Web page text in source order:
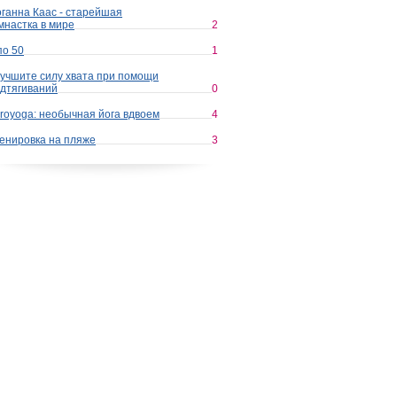
Каас - старейшая
в мире
2
50 1
силу хвата при помощи
0
необычная йога вдвоем 4
на пляже 3